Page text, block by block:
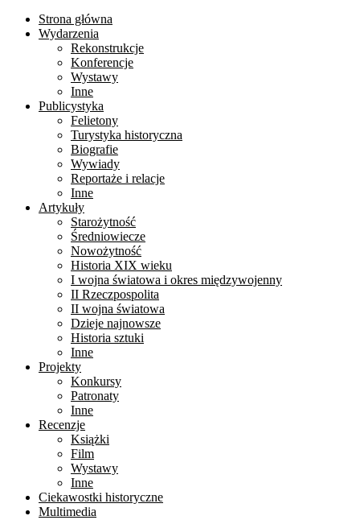
Strona główna
Wydarzenia
Rekonstrukcje
Konferencje
Wystawy
Inne
Publicystyka
Felietony
Turystyka historyczna
Biografie
Wywiady
Reportaże i relacje
Inne
Artykuły
Starożytność
Średniowiecze
Nowożytność
Historia XIX wieku
I wojna światowa i okres międzywojenny
II Rzeczpospolita
II wojna światowa
Dzieje najnowsze
Historia sztuki
Inne
Projekty
Konkursy
Patronaty
Inne
Recenzje
Książki
Film
Wystawy
Inne
Ciekawostki historyczne
Multimedia